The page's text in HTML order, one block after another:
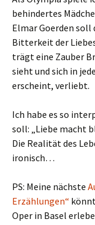
behindertes
Elmar Goerden soll
Bitterkeit der
trägt eine Zauber
sieht und sich in
erscheint, verliebt.
Ich habe es so
soll: „Liebe macht
Die Realität des
ironisch…
PS: Meine nächste
Erzählungen“
Oper in Basel